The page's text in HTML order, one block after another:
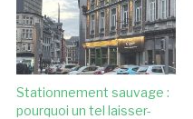
Stationnement sauvage :
pourquoi un tel laisser-